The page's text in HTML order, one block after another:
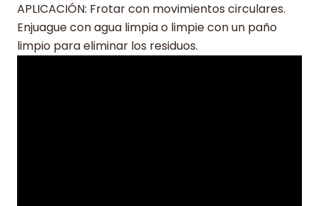
APLICACIÓN: Frotar con movimientos circulares.
Enjuague con agua limpia o limpie con un paño
limpio para eliminar los residuos.